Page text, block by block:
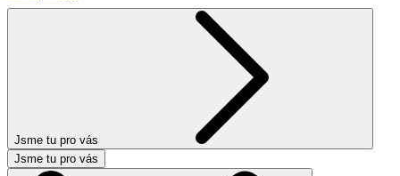
Jsme tu pro vás
Jsme tu pro vás